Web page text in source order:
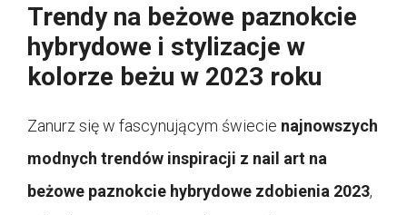
Trendy na beżowe paznokcie
hybrydowe i stylizacje w
kolorze beżu w 2023 roku
Zanurz się w fascynującym świecie najnowszych
modnych trendów inspiracji z nail art na
beżowe paznokcie hybrydowe zdobienia 2023,